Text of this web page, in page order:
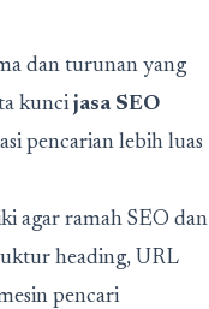
dan turunan yang
kunci jasa SEO
pencarian lebih luas
agar ramah SEO dan
heading, URL
pencari